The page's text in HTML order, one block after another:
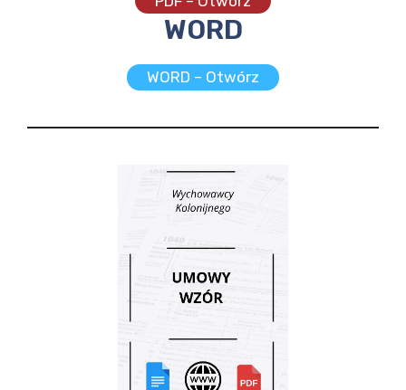
WORD
WORD – Otwórz